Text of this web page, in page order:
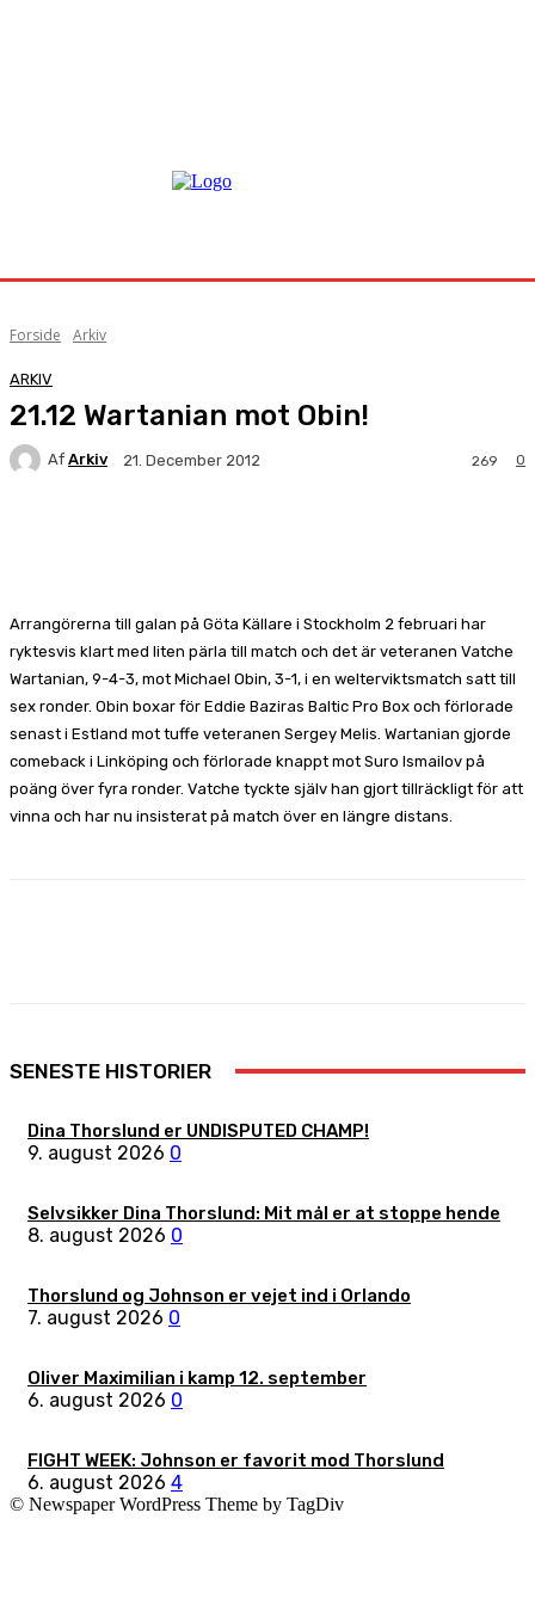
Forside Arkiv
ARKIV
21.12 Wartanian mot Obin!
Af Arkiv 21. December 2012 0
269
Arrangörerna till galan på Göta Källare i Stockholm 2 februari har
ryktesvis klart med liten pärla till match och det är veteranen Vatche
Wartanian, 9-4-3, mot Michael Obin, 3-1, i en welterviktsmatch satt till
sex ronder. Obin boxar för Eddie Baziras Baltic Pro Box och förlorade
senast i Estland mot tuffe veteranen Sergey Melis. Wartanian gjorde
comeback i Linköping och förlorade knappt mot Suro Ismailov på
poäng över fyra ronder. Vatche tyckte själv han gjort tillräckligt för att
vinna och har nu insisterat på match över en längre distans.
SENESTE HISTORIER
Dina Thorslund er UNDISPUTED CHAMP!
9. august 2026 0
Selvsikker Dina Thorslund: Mit mål er at stoppe hende
8. august 2026 0
Thorslund og Johnson er vejet ind i Orlando
7. august 2026 0
Oliver Maximilian i kamp 12. september
6. august 2026 0
FIGHT WEEK: Johnson er favorit mod Thorslund
6. august 2026 4
© Newspaper WordPress Theme by TagDiv